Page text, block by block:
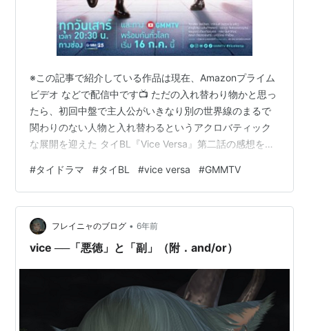
※この記事で紹介している作品は現在、Amazonプライム
ビデオ などで配信中です📺 ただの入れ替わり物かと思っ
たら、初回中盤で主人公がいきなり別の世界線のまるで
関わりのない人物と入れ替わるというアクロバティック
な展開を迎えた タイBL『Vice Versa』第二話の感想を
Seaさん演じるTalay君。 彼は元の世界に戻るため「別の
世界線から来た運命の人」を探す事になる。その運命の
人候補として目がつけられたのがTalayがこの世界で体を
借りてるTess君（Ohmさん）の友人……らしい人
Pakorn（Nanonさん）。 し…
#タイドラマ #タイBL #vice versa #GMMTV
フレイニャのブログ • 6年前
vice ──「悪徳」と「副」（附．and/or）